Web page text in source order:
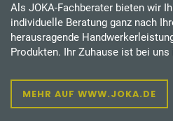
Als JOKA-Fachberater bieten wir
individuelle Beratung ganz nach
herausragende
Produkten. Ihr Zuhause ist bei uns
MEHR AUF WWW.JOKA.DE